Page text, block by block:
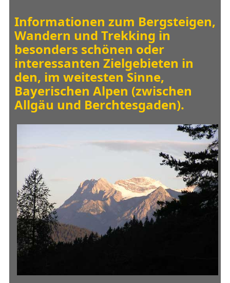
Informationen zum Bergsteigen,
Wandern und Trekking in
besonders schönen oder
interessanten Zielgebieten in
den, im weitesten Sinne,
Bayerischen Alpen (zwischen
Allgäu und Berchtesgaden).